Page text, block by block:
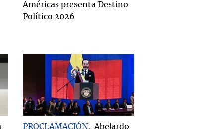
Américas presenta Destino
Político 2026
PROCLAMACIÓN Abelardo